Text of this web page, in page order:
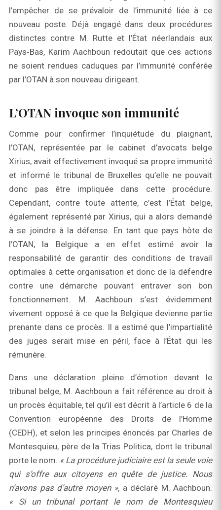
l’empêcher de se prévaloir de l’immunité liée à ce
nouveau poste. Déjà engagé dans deux procédures
distinctes contre M. Rutte et l’État néerlandais aux
Pays‑Bas, Karim Aachboun redoutait que ces actions
ne soient rendues caduques par l’immunité conférée
par l’OTAN à son nouveau dirigeant.
L’OTAN invoque son immunité
Comme pour confirmer l’inquiétude du plaignant,
l’OTAN, représentée par le cabinet d’avocats belge
Xirius, avait effectivement invoqué sa propre immunité
et informé le tribunal de Bruxelles qu’elle ne pouvait
donc pas être impliquée dans cette procédure.
Cependant, contre toute attente, c’est l’État belge,
également représenté par Xirius, qui a alors demandé
à se joindre à la défense. En tant que pays hôte de
l’OTAN, la Belgique a en effet estimé avoir la
responsabilité de garantir des conditions de travail
optimales à cette organisation et donc de la défendre
contre une démarche pouvant entraver son bon
fonctionnement. M. Aachboun s’est évidemment
vivement opposé à ce que la Belgique devienne partie
prenante dans ce procès. Il a estimé que l’impartialité
des juges serait mise en péril, face à l’État qui les
rémunère.
Dans une déclaration pleine d’émotion devant le
tribunal belge, M. Aachboun a fait référence au droit à
un procès équitable, tel qu’il est décrit à l’article 6 de la
Convention européenne des Droits de l’Homme
(CEDH), et selon les principes énoncés par Charles de
Montesquieu, père de la Trias Politica, dont le tribunal
porte le nom. « La procédure judiciaire est la seule voie
qui s’offre aux citoyens en quête de justice. Nous
n’avons pas d’autre moyen », a déclaré M. Aachboun.
« Si un tribunal portant le nom de Montesquieu